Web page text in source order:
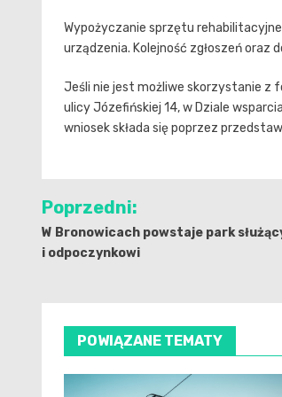
Wypożyczanie sprzętu
urządzenia. Kolejność zgłoszeń
Jeśli nie jest możliwe skorzystanie z
ulicy Józefińskiej 14, w Dziale
wniosek składa się poprzez
Nawigacja
wpisu
Poprzedni:
W Bronowicach powstaje park
i odpoczynkowi
POWIĄZANE TEMATY